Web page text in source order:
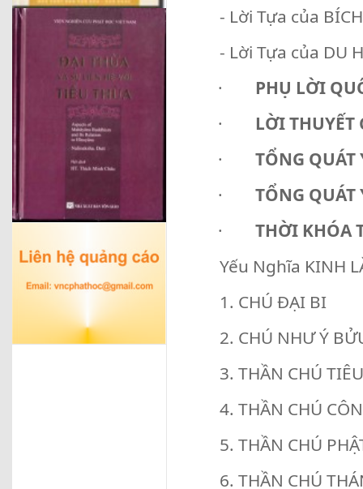
- Lời Tựa của BÍCH
- Lời Tựa của DU
· PHỤ LỜI
· LỜI THUYẾT
· TỔNG
· TỔNG
· THỜI KHÓA
Yếu Nghĩa KINH
1. CHÚ ĐẠI BI
2. CHÚ NHƯ Ý BỬU
3. THẦN CHÚ TIÊU
4. THẦN CHÚ
5. THẦN CHÚ
6. THẦN CHÚ